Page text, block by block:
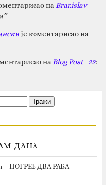
на Branislav
је коментарисао на
на Blog Post_22:
ДАНА
– ПОГРЕБ ДВА РАБА